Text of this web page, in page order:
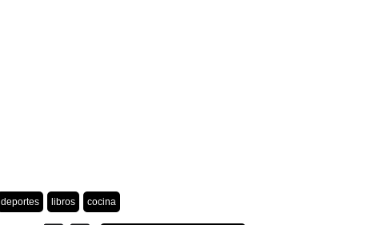
deportes libros cocina